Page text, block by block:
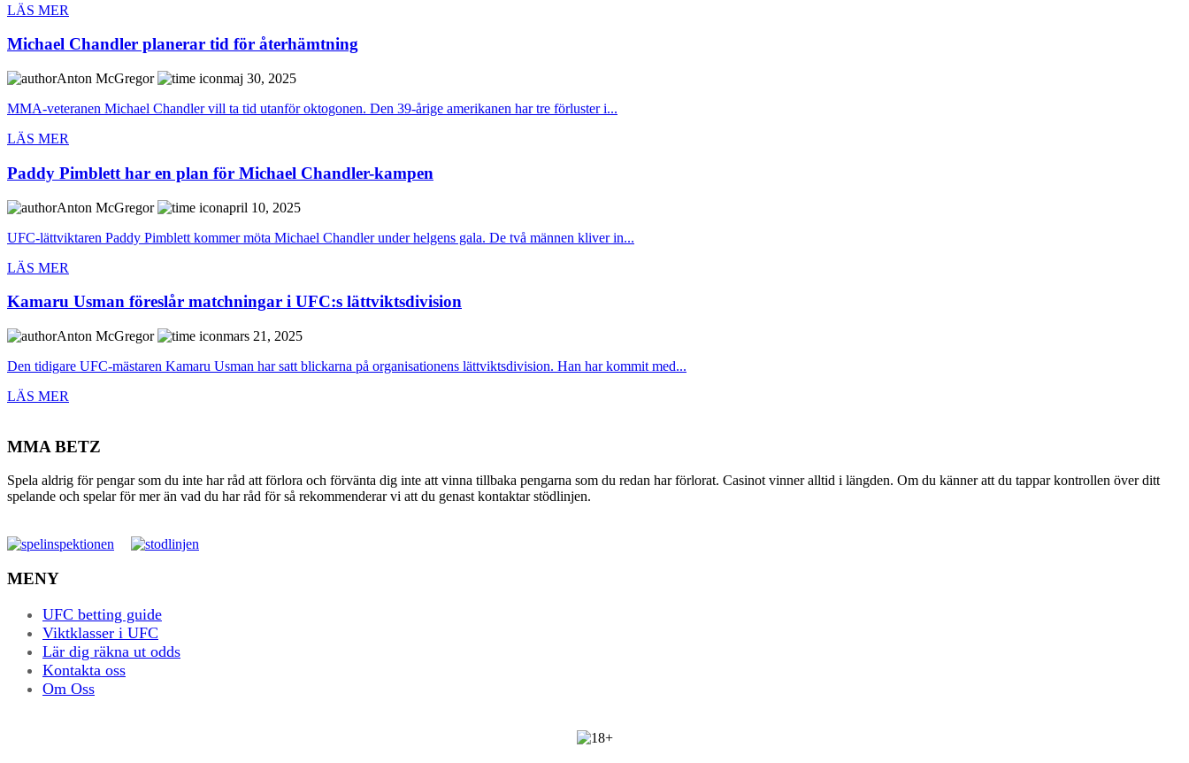
LÄS MER
Michael Chandler planerar tid för återhämtning
Anton McGregor
maj 30, 2025
MMA-veteranen Michael Chandler vill ta tid utanför oktogonen. Den 39-årige amerikanen har tre förluster i...
LÄS MER
Paddy Pimblett har en plan för Michael Chandler-kampen
Anton McGregor
april 10, 2025
UFC-lättviktaren Paddy Pimblett kommer möta Michael Chandler under helgens gala. De två männen kliver in...
LÄS MER
Kamaru Usman föreslår matchningar i UFC:s lättviktsdivision
Anton McGregor
mars 21, 2025
Den tidigare UFC-mästaren Kamaru Usman har satt blickarna på organisationens lättviktsdivision. Han har kommit med...
LÄS MER
MMA BETZ
Spela aldrig för pengar som du inte har råd att förlora och förvänta dig inte att vinna tillbaka pengarna som du redan har förlorat. Casinot vinner alltid i längden. Om du känner att du tappar kontrollen över ditt
spelande och spelar för mer än vad du har råd för så rekommenderar vi att du genast kontaktar stödlinjen.
MENY
UFC betting guide
Viktklasser i UFC
Lär dig räkna ut odds
Kontakta oss
Om Oss